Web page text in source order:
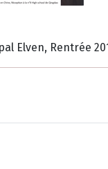
Elven, Rentrée